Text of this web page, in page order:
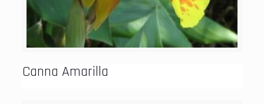
Canna Amarilla